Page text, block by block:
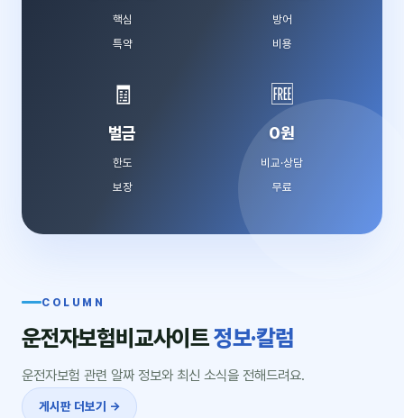
핵심
특약
방어
비용
🧾
벌금
한도
보장
🆓
0원
비교·상담
무료
COLUMN
운전자보험비교사이트정보·칼럼
운전자보험 관련 알짜 정보와 최신 소식을 전해드려요.
게시판 더보기 →